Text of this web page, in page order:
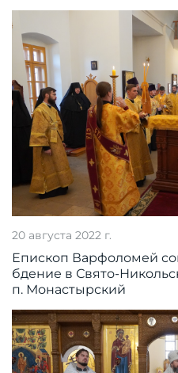
20 августа 2022 г.
Епископ Варфоломей
бдение в Свято-
п. Монастырский